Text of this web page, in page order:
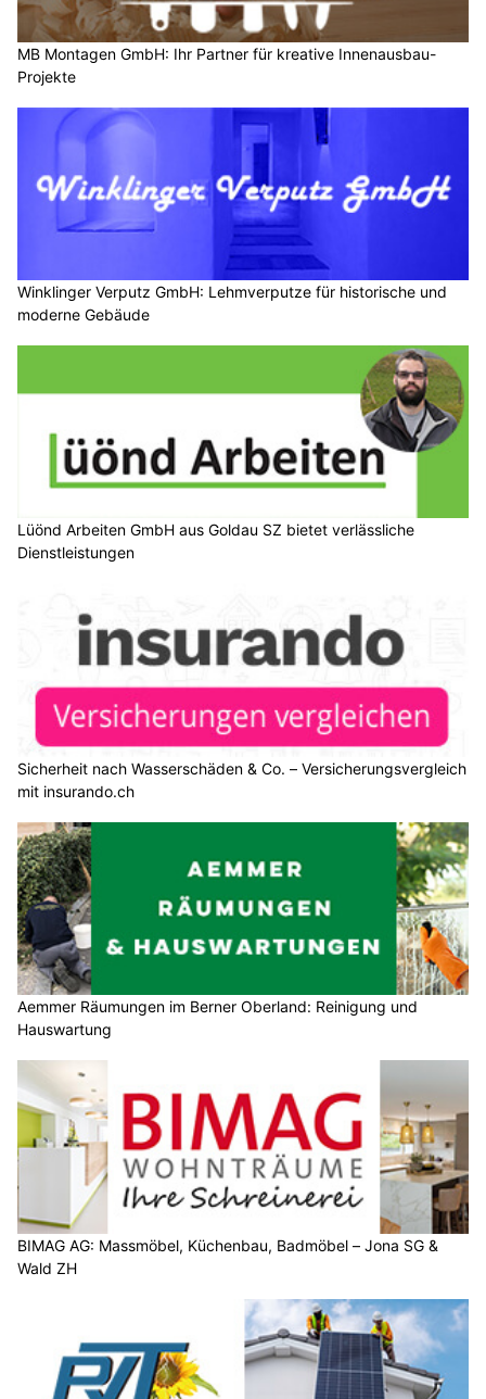
MB Montagen GmbH: Ihr Partner für kreative Innenausbau-
Projekte
Winklinger Verputz GmbH: Lehmverputze für historische und
moderne Gebäude
Lüönd Arbeiten GmbH aus Goldau SZ bietet verlässliche
Dienstleistungen
Sicherheit nach Wasserschäden & Co. – Versicherungsvergleich
mit insurando.ch
Aemmer Räumungen im Berner Oberland: Reinigung und
Hauswartung
BIMAG AG: Massmöbel, Küchenbau, Badmöbel – Jona SG &
Wald ZH